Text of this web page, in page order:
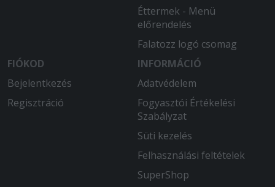
Éttermek - Menü
előrendelés
Falatozz logó csomag
FIÓKOD
Bejelentkezés
Regisztráció
INFORMÁCIÓ
Adatvédelem
Fogyasztói Értékelési
Szabályzat
Süti kezelés
Felhasználási feltételek
SuperShop